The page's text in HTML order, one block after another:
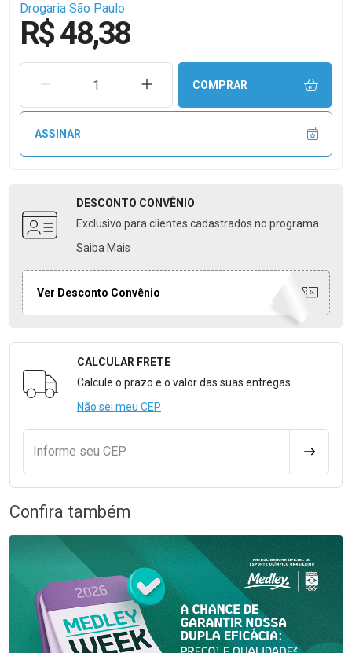
Drogaria São Paulo
R$ 48,38
REMOVER UMA UNIDADEAUMENTAR UMA UNIDADE
COMPRAR
ASSINAR
DESCONTO CONVÊNIO
Exclusivo para clientes cadastrados no programa
Saiba Mais
Ver Desconto Convênio
Formulário para Calcular o Frete
CALCULAR FRETE
Calcule o prazo e o valor das suas entregas
Não sei meu CEP
Informe seu CEP
Confira também